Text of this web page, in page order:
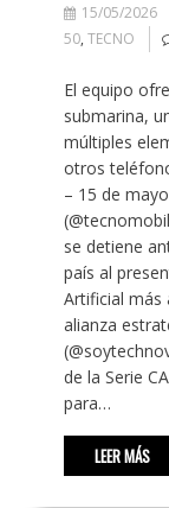
15/05/2026
50, TECNO
El equipo
submarina,
múltiples
otros
– 15 de
se detiene
país al
Artificial más
alianza
de la Serie
para…
LEER MÁS